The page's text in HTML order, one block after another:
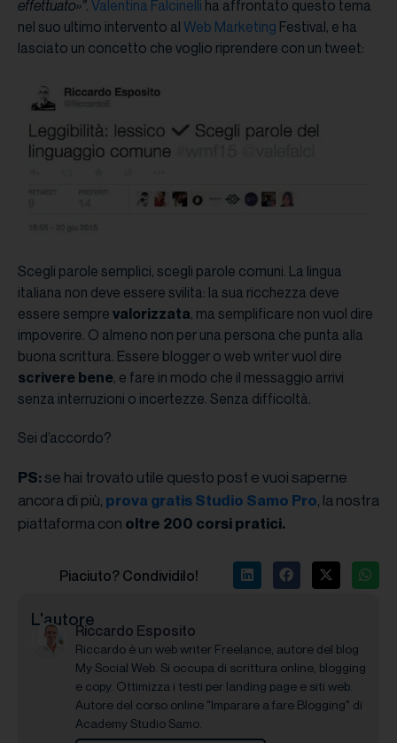
effettuato»”. Valentina Falcinelli ha affrontato questo tema
nel suo ultimo intervento al Web Marketing Festival, e ha
lasciato un concetto che voglio riprendere con un tweet:
Scegli parole semplici, scegli parole comuni. La lingua
italiana non deve essere svilita: la sua ricchezza deve
essere sempre valorizzata, ma semplificare non vuol dire
impoverire. O almeno non per una persona che punta alla
buona scrittura. Essere blogger o web writer vuol dire
scrivere bene, e fare in modo che il messaggio arrivi
senza interruzioni o incertezze. Senza difficoltà.
Sei d’accordo?
PS:se hai trovato utile questo post e vuoi saperne
ancora di più, prova gratis Studio Samo Pro, la nostra
piattaforma con oltre 200 corsi pratici.
Piaciuto? Condividilo!
L'autore
Riccardo Esposito
Riccardo è un web writer Freelance, autore del blog
My Social Web. Si occupa di scrittura online, blogging
e copy. Ottimizza i testi per landing page e siti web.
Autore del corso online "Imparare a fare Blogging" di
Academy Studio Samo.